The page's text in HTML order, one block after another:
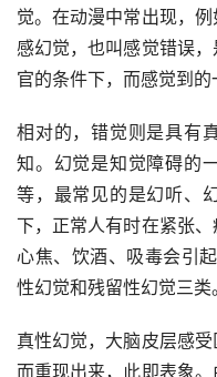
觉。在动漫中常出现，
感幻觉，也叫感觉错误
官的条件下，而感觉到的
相对的，错觉则是具有
知。幻觉是知觉障碍的
等，最常见的是幻听、
下，正常人有时在紧张
心焦、饮酒、吸毒会引
性幻觉和残留性幻觉三类。
真性幻觉，大脑皮层感
而重现出来，此即表象。